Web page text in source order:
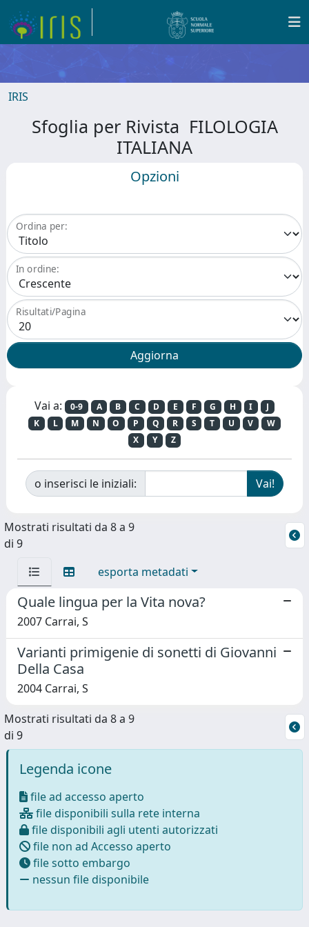
IRIS
Sfoglia per Rivista FILOLOGIA
ITALIANA
Opzioni
Ordina per:
In ordine:
Risultati/Pagina
Vai a: 0-9 A B C D E F G H I
J
K
L M N O P Q R S T U V
W
X
Y Z
o inserisci le iniziali:
Mostrati risultati da 8 a 9
di 9
esporta metadati
Quale lingua per la Vita nova?
2007 Carrai, S
Varianti primigenie di sonetti di Giovanni
Della Casa
2004 Carrai, S
Mostrati risultati da 8 a 9
di 9
Legenda icone
file ad accesso aperto
file disponibili sulla rete interna
file disponibili agli utenti autorizzati
file non ad Accesso aperto
file sotto embargo
nessun file disponibile